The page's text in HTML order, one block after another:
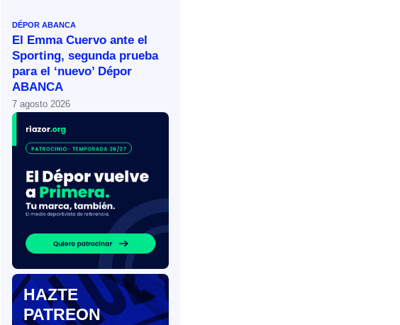
DÉPOR ABANCA
El Emma Cuervo ante el
Sporting, segunda prueba
para el ‘nuevo’ Dépor
ABANCA
7 agosto 2026
HAZTE
PATREON